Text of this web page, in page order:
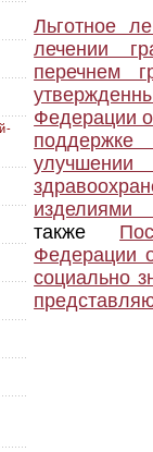
Льготное
лечении
перечнем
Федерации
поддержке
также
Федерации
социально